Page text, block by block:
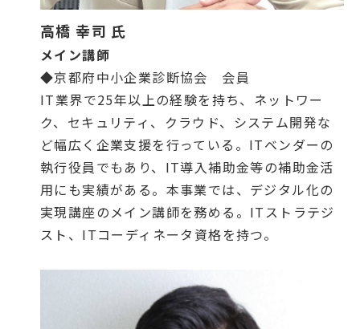
高橋 幸司 氏
メイン講師
◆京都府中小企業診断協会 会員
IT業界で25年以上の経験を持ち、ネットワー
ク、セキュリティ、クラウド、システム開発な
ど幅広く企業支援を行っている。ITベンダーの
執行役員でもあり、IT導入補助金等の補助金活
用にも実績がある。本事業では、デジタル化の
実現講座のメイン講師を務める。ITストラテジ
スト、ITコーディネータ資格を持つ。